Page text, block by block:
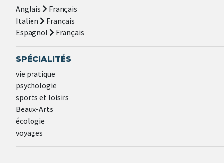
Anglais
Français
Italien
Français
Espagnol
Français
SPÉCIALITÉS
vie pratique
psychologie
sports et loisirs
Beaux-Arts
écologie
voyages